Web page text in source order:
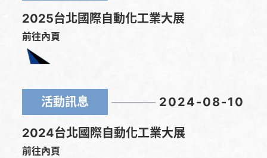
2025台北國際自動化工業大展
前往內頁
活動訊息 2024-08-10
2024台北國際自動化工業大展
前往內頁